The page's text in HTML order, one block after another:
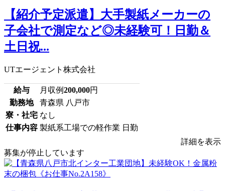
【紹介予定派遣】大手製紙メーカーの
子会社で測定など◎未経験可！日勤＆
土日祝...
UTエージェント株式会社
給与 月収例200,000円
勤務地
青森県 八戸市
寮・社宅 なし
仕事内容 製紙系工場での軽作業 日勤
詳細を表示
募集が停止しています